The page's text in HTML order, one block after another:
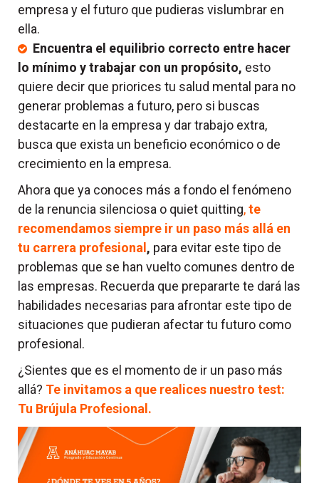
empresa y el futuro que pudieras vislumbrar en
ella.
Encuentra el equilibrio correcto entre hacer
lo mínimo y trabajar con un propósito, esto
quiere decir que priorices tu salud mental para no
generar problemas a futuro, pero si buscas
destacarte en la empresa y dar trabajo extra,
busca que exista un beneficio económico o de
crecimiento en la empresa.
Ahora que ya conoces más a fondo el fenómeno
de la renuncia silenciosa o quiet quitting,te
recomendamos siempre ir un paso más allá en
tu carrera profesional , para evitar este tipo de
problemas que se han vuelto comunes dentro de
las empresas. Recuerda que prepararte te dará las
habilidades necesarias para afrontar este tipo de
situaciones que pudieran afectar tu futuro como
profesional.
¿Sientes que es el momento de ir un paso más
allá? Te invitamos a que realices nuestro test:
Tu Brújula Profesional.